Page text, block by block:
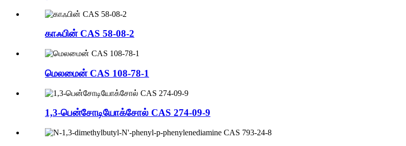
காஃபின் CAS 58-08-2
மெலமைன் CAS 108-78-1
1,3-பென்சோடியோக்சோல் CAS 274-09-9